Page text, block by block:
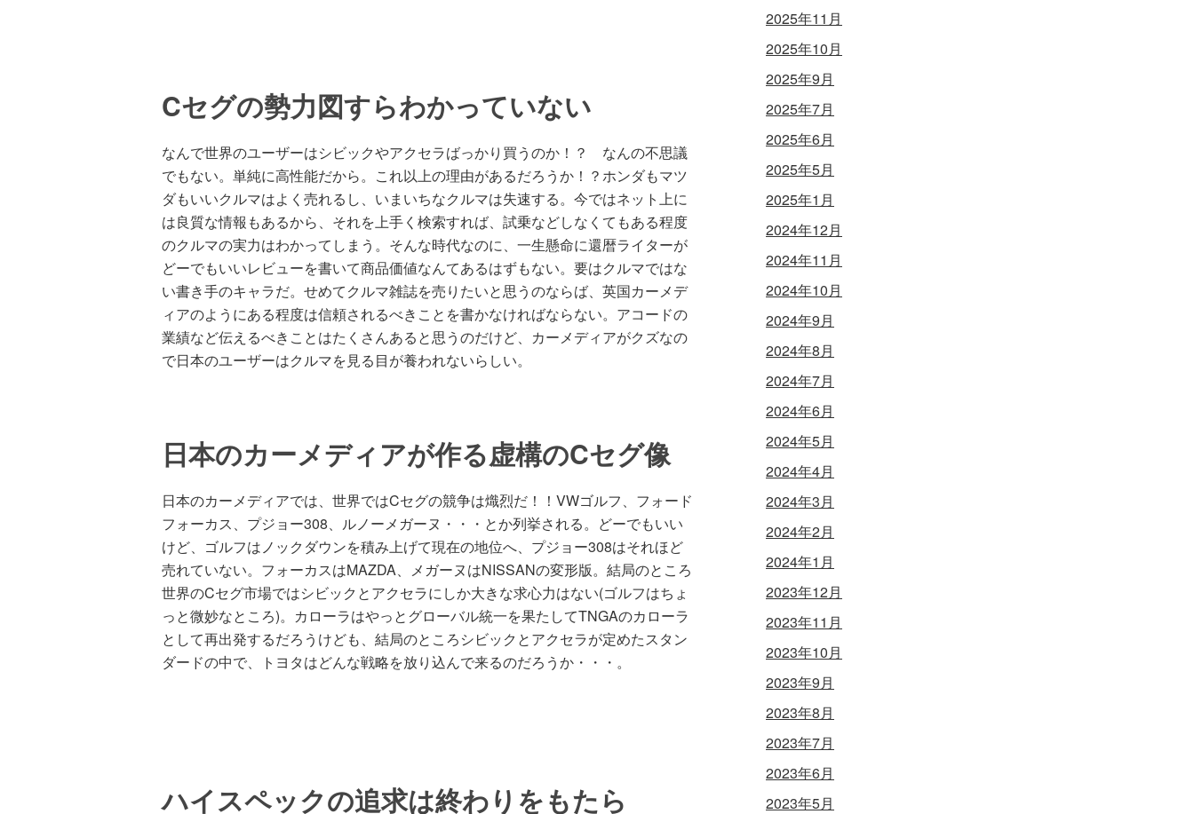
Cセグの勢力図すらわかっていない
なんで世界のユーザーはシビックやアクセラばっかり買うのか！？ なんの不思議
でもない。単純に高性能だから。これ以上の理由があるだろうか！？ホンダもマツ
ダもいいクルマはよく売れるし、いまいちなクルマは失速する。今ではネット上に
は良質な情報もあるから、それを上手く検索すれば、試乗などしなくてもある程度
のクルマの実力はわかってしまう。そんな時代なのに、一生懸命に還暦ライターが
どーでもいいレビューを書いて商品価値なんてあるはずもない。要はクルマではな
い書き手のキャラだ。せめてクルマ雑誌を売りたいと思うのならば、英国カーメデ
ィアのようにある程度は信頼されるべきことを書かなければならない。アコードの
業績など伝えるべきことはたくさんあると思うのだけど、カーメディアがクズなの
で日本のユーザーはクルマを見る目が養われないらしい。
日本のカーメディアが作る虚構のCセグ像
日本のカーメディアでは、世界ではCセグの競争は熾烈だ！！VWゴルフ、フォード
フォーカス、プジョー308、ルノーメガーヌ・・・とか列挙される。どーでもいい
けど、ゴルフはノックダウンを積み上げて現在の地位へ、プジョー308はそれほど
売れていない。フォーカスはMAZDA、メガーヌはNISSANの変形版。結局のところ
世界のCセグ市場ではシビックとアクセラにしか大きな求心力はない(ゴルフはちょ
っと微妙なところ)。カローラはやっとグローバル統一を果たしてTNGAのカローラ
として再出発するだろうけども、結局のところシビックとアクセラが定めたスタン
ダードの中で、トヨタはどんな戦略を放り込んで来るのだろうか・・・。
ハイスペックの追求は終わりをもたら
2025年11月
2025年10月
2025年9月
2025年7月
2025年6月
2025年5月
2025年1月
2024年12月
2024年11月
2024年10月
2024年9月
2024年8月
2024年7月
2024年6月
2024年5月
2024年4月
2024年3月
2024年2月
2024年1月
2023年12月
2023年11月
2023年10月
2023年9月
2023年8月
2023年7月
2023年6月
2023年5月